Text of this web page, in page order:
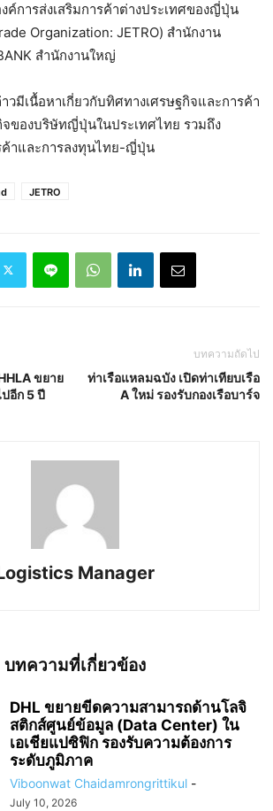
ค์การส่งเสริมการค้าต่างประเทศของญี่ปุ่น
Organization: JETRO) สำนักงาน
สำนักงานใหญ่
วมีเนื้อหาเกี่ยวกับทิศทางเศรษฐกิจและการค้า
ของบริษัทญี่ปุ่นในประเทศไทย รวมถึง
ค้าและการลงทุนไทย-ญี่ปุ่น
JETRO
ขยาย
อีก 5 ปี
บทความถัดไป
ท่าเรือแหลมฉบัง เปิดท่าเทียบเรือ
A ใหม่ รองรับกองเรือบาร์จ
Manager
บทความที่เกี่ยวข้อง
DHL ขยายขีดความสามารถด้านโลจิ
สติกส์ศูนย์ข้อมูล (Data Center) ใน
เอเชียแปซิฟิก รองรับความต้องการ
ระดับภูมิภาค
Viboonwat Chaidamrongrittikul -
July 10, 2026